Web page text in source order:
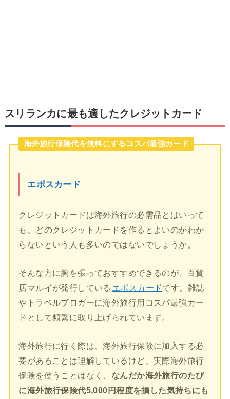
スリランカに最も適したクレジットカード
海外旅行保険代を無料にするコスパ最強カード
エポスカード
クレジットカードは海外旅行の必需品とはいって
も、どのクレジットカードを作るとよいのかわか
らないという人も多いのではないでしょうか。
そんな方に胸を張っておすすめできるのが、百貨
店マルイが発行している エポスカードです。雑誌
やトラベルブロガーに海外旅行用コスパ最強カー
ドとして頻繁に取り上げられています。
海外旅行に行く際は、海外旅行保険に加入する必
要があることは理解しているけど、実際海外旅行
保険を使うことはなく、 なんだか海外旅行のたび
に海外旅行保険代5,000円程度を損した気持ちにも